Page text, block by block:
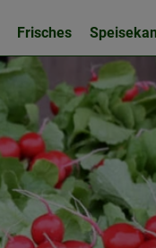
Frisches